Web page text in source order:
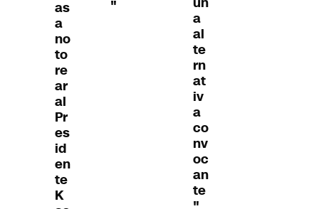
as
a
no
to
re
ar
al
Pr
es
id
en
te
K
"
a
al
te
rn
at
iv
a
co
nv
oc
an
te